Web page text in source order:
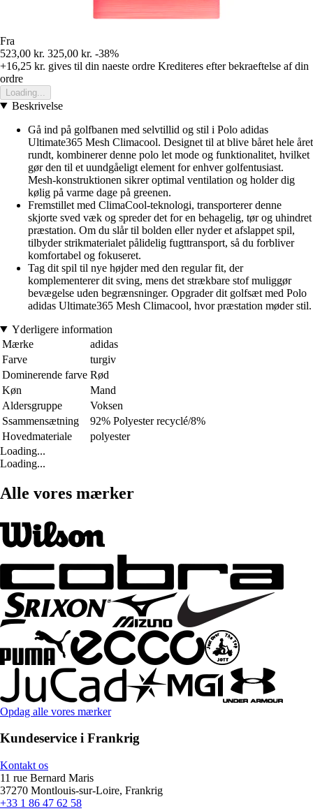
Fra
523,00 kr. 325,00 kr. -38%
+16,25 kr. gives til din naeste ordre Krediteres efter bekraeftelse af din
ordre
Loading...
Beskrivelse
Gå ind på golfbanen med selvtillid og stil i Polo adidas
Ultimate365 Mesh Climacool. Designet til at blive båret hele året
rundt, kombinerer denne polo let mode og funktionalitet, hvilket
gør den til et uundgåeligt element for enhver golfentusiast.
Mesh-konstruktionen sikrer optimal ventilation og holder dig
kølig på varme dage på greenen.
Fremstillet med ClimaCool-teknologi, transporterer denne
skjorte sved væk og spreder det for en behagelig, tør og uhindret
præstation. Om du slår til bolden eller nyder et afslappet spil,
tilbyder strikmaterialet pålidelig fugttransport, så du forbliver
komfortabel og fokuseret.
Tag dit spil til nye højder med den regular fit, der
komplementerer dit sving, mens det strækbare stof muliggør
bevægelse uden begrænsninger. Opgrader dit golfsæt med Polo
adidas Ultimate365 Mesh Climacool, hvor præstation møder stil.
Yderligere information
Mærke
adidas
Farve
turgiv
Dominerende farve Rød
Køn
Mand
Aldersgruppe
Voksen
Ssammensætning
92% Polyester recyclé/8%
Hovedmateriale
polyester
Loading...
Loading...
Alle vores mærker
Opdag alle vores mærker
Kundeservice i Frankrig
Kontakt os
11 rue Bernard Maris
37270 Montlouis-sur-Loire, Frankrig
+33 1 86 47 62 58